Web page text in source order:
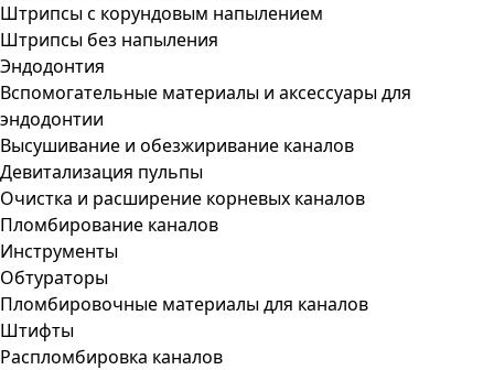
Штрипсы c корундовым напылением
Штрипсы без напыления
Эндодонтия
Вспомогательные материалы и аксессуары для
эндодонтии
Высушивание и обезжиривание каналов
Девитализация пульпы
Очистка и расширение корневых каналов
Пломбирование каналов
Инструменты
Обтураторы
Пломбировочные материалы для каналов
Штифты
Распломбировка каналов